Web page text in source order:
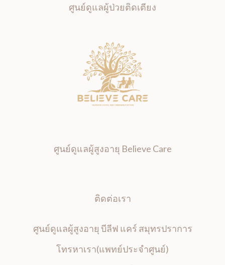
ศูนย์ดูแลผู้ป่วยติดเตียง
ศูนย์ดูแลผู้สูงอายุ Believe Care
ติดต่อเรา
ศูนย์ดูแลผู้สูงอายุ บีลีฟ แคร์ สมุทรปราการ
โทรหาเรา(แพทย์ประจำศูนย์)